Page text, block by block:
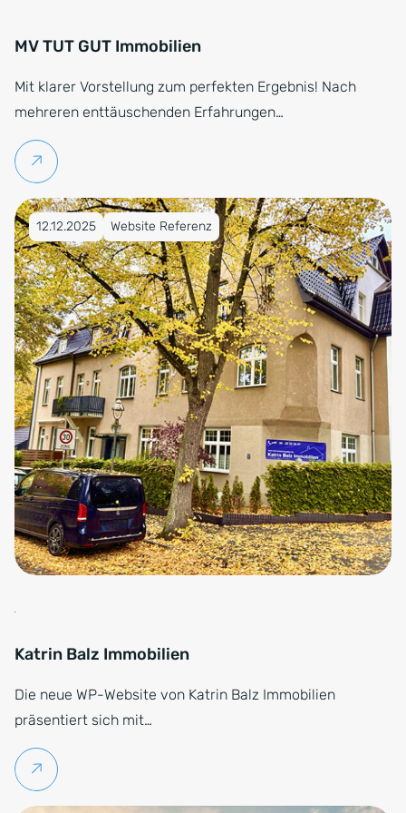
MV TUT GUT Immobilien
Mit klarer Vorstellung zum perfekten Ergebnis! Nach
mehreren enttäuschenden Erfahrungen…
Weiterlesen
Veröffentlicht am 12.12.2025
12.12.2025 Website Referenz
Katrin Balz Immobilien
Die neue WP-Website von Katrin Balz Immobilien
präsentiert sich mit…
Weiterlesen